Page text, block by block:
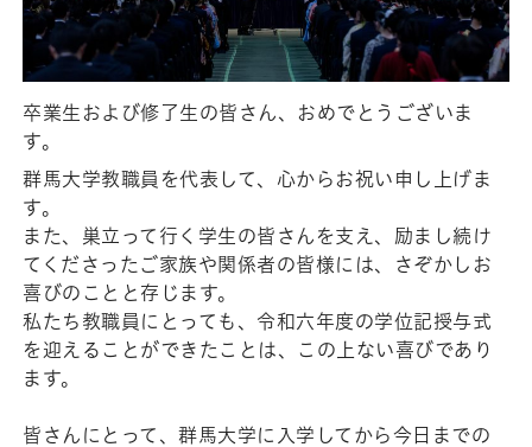
卒業生および修了生の皆さん、おめでとうございま
す。
群馬大学教職員を代表して、心からお祝い申し上げま
す。
また、巣立って行く学生の皆さんを支え、励まし続け
てくださったご家族や関係者の皆様には、さぞかしお
喜びのことと存じます。
私たち教職員にとっても、令和六年度の学位記授与式
を迎えることができたことは、この上ない喜びであり
ます。
皆さんにとって、群馬大学に入学してから今日までの